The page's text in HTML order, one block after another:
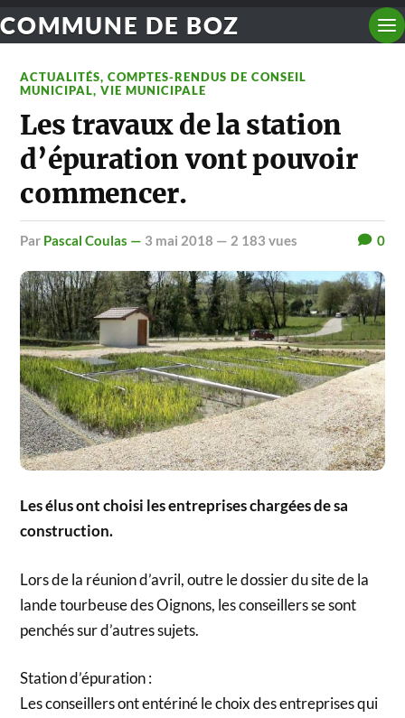
COMMUNE DE BOZ
ACTUALITÉS,COMPTES-RENDUS DE CONSEIL
MUNICIPAL,VIE MUNICIPALE
Les travaux de la station
d’épuration vont pouvoir
commencer.
par Pascal Coulas — 3 mai 2018 — 2 183 vues 0
Les élus ont choisi les entreprises chargées de sa
construction.
Lors de la réunion d’avril, outre le dossier du site de la
lande tourbeuse des Oignons, les conseillers se sont
penchés sur d’autres sujets.
Station d’épuration :
Les conseillers ont entériné le choix des entreprises qui